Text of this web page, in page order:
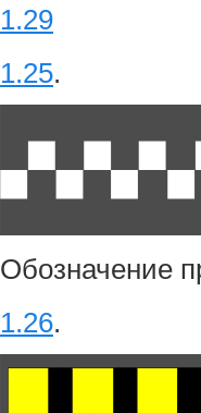
1.29
1.25.
Обозначение
1.26.